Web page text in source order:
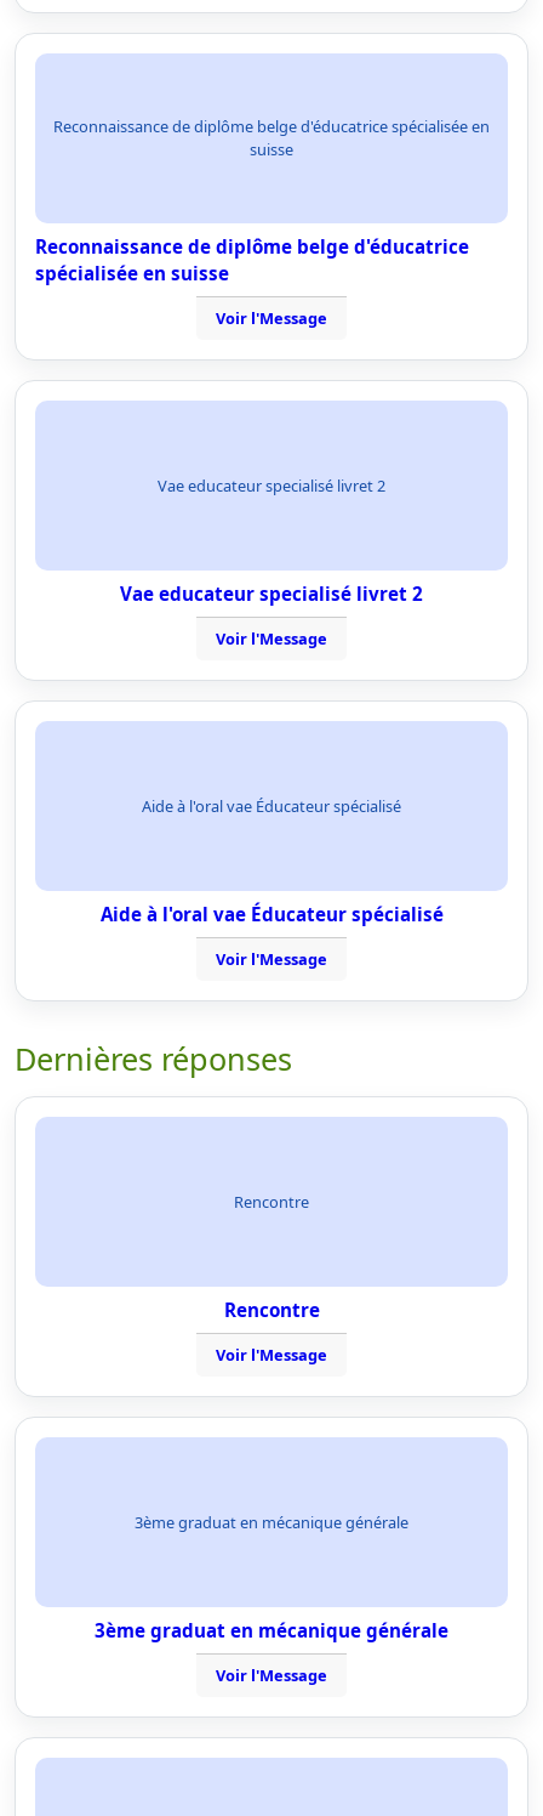
Reconnaissance de diplôme belge d'éducatrice spécialisée en
suisse
Reconnaissance de diplôme belge d'éducatrice
spécialisée en suisse
Voir l'Message
Vae educateur specialisé livret 2
Vae educateur specialisé livret 2
Voir l'Message
Aide à l'oral vae Éducateur spécialisé
Aide à l'oral vae Éducateur spécialisé
Voir l'Message
Dernières réponses
Rencontre
Rencontre
Voir l'Message
3ème graduat en mécanique générale
3ème graduat en mécanique générale
Voir l'Message